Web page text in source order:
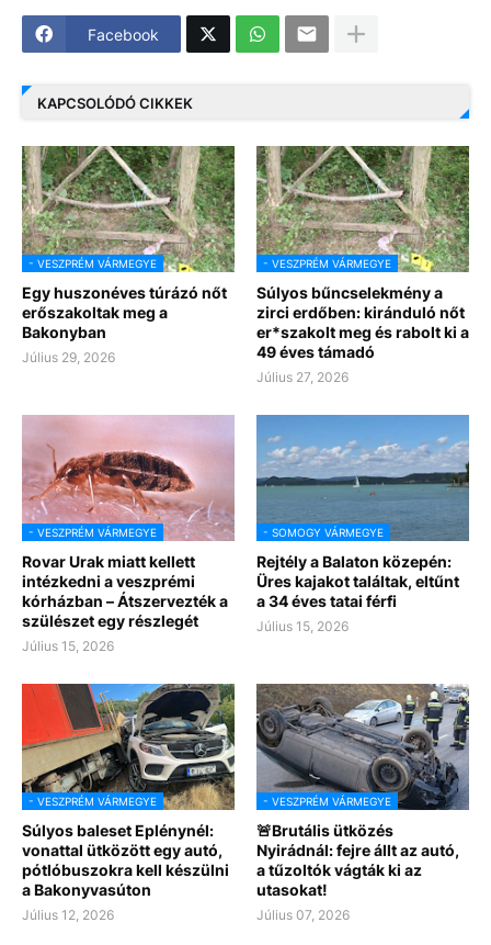
Facebook
KAPCSOLÓDÓ CIKKEK
- VESZPRÉM VÁRMEGYE
Egy huszonéves túrázó nőt
erőszakoltak meg a
Bakonyban
Július 29, 2026
- VESZPRÉM VÁRMEGYE
Súlyos bűncselekmény a
zirci erdőben: kiránduló nőt
er*szakolt meg és rabolt ki a
49 éves támadó
Július 27, 2026
- VESZPRÉM VÁRMEGYE
Rovar Urak miatt kellett
intézkedni a veszprémi
kórházban – Átszervezték a
szülészet egy részlegét
Július 15, 2026
- SOMOGY VÁRMEGYE
Rejtély a Balaton közepén:
Üres kajakot találtak, eltűnt
a 34 éves tatai férfi
Július 15, 2026
- VESZPRÉM VÁRMEGYE
Súlyos baleset Eplénynél:
vonattal ütközött egy autó,
pótlóbuszokra kell készülni
a Bakonyvasúton
Július 12, 2026
- VESZPRÉM VÁRMEGYE
🚨Brutális ütközés
Nyirádnál: fejre állt az autó,
a tűzoltók vágták ki az
utasokat!
Július 07, 2026